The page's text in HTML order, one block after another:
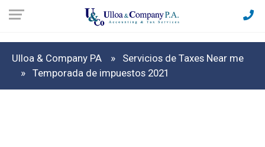
Ulloa & Company PA
Servicios de Taxes Near me
Temporada de impuestos 2021